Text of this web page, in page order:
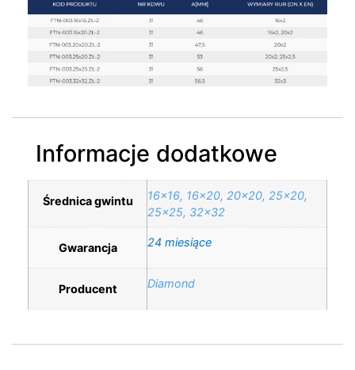
Informacje dodatkowe
Średnica gwintu
16×16, 16×20, 20×20, 25×20,
25×25, 32×32
Gwarancja 24 miesiące
Producent Diamond